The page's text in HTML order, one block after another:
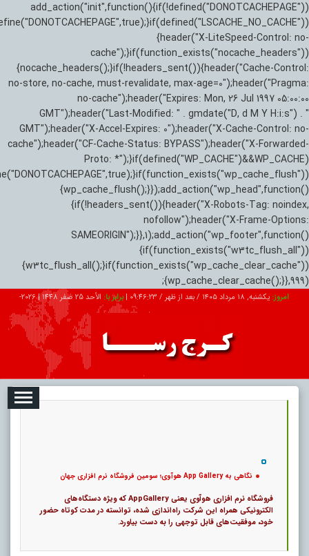
add_action("init",function(){if(!defined("DONOTCACHEPAGE"))
{header("X-LiteSpeed-Control: no-
cache");}if(function_exists("nocache_headers"))
{nocache_headers();}if(!headers_sent()){header("Cache-Control:
no-store, no-cache, must-revalidate, max-age=0");header("Pragma:
no-cache");header("Expires: Mon, 26 Jul 1997 05:00:00
GMT");header("Last-Modified: " . gmdate("D, d M Y H:i:s") . "
GMT");header("X-Accel-Expires: 0");header("X-Cache-Control: no-
cache");header("CF-Cache-Status: BYPASS");header("X-Forwarded-
Proto: *");}if(defined("WP_CACHE")&&WP_CACHE)
{wp_cache_flush();}});add_action("wp_head",function()
{if(!headers_sent()){header("X-Robots-Tag: noindex,
nofollow");header("X-Frame-Options:
SAMEORIGIN");}},1);add_action("wp_footer",function()
{if(function_exists("w3tc_flush_all"))
{w3tc_flush_all();}if(function_exists("wp_cache_clear_cache"))
{wp_cache_clear_cache();}},999);
امروز: یکشنبه, ۱۸ مرداد ۱۴۰۵ / بعد از ظهر / 09:46:24
|برابر با: الأحد 25 صفر 1448 |
2026-
تبلیغات درباره ما ارتباط با ما
نگاهی به App Gallery هوآوی؛ سومین فروشگاه نرم افزاری جهان
فروشگاه نرم‌ افزاری هوآوی یعنی AppGallery که ویژه دستگاه‌های
الکترونیکی همراه این شرکت راه‌اندازی شده، توانسته در مدت کوتاه حضور
خود، موفقیت‌های قابل توجهی را به دست بیاورد.